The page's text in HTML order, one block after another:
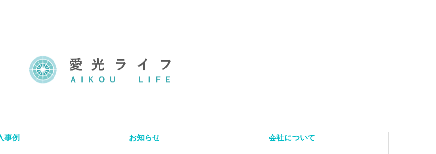
事例 お知らせ 会社について